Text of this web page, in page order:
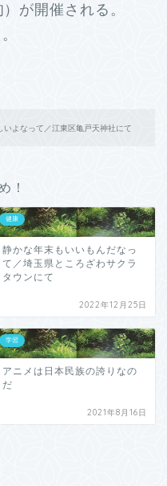
が開催される。
いよなって／江東区亀戸天神社にて
！
健康
静かな年末もいいもんだなっ
て／埼玉県ところざわサクラ
タウンにて
2022年12月25日
学習
アニメは日本民族の誇りなの
だ
2021年8月16日